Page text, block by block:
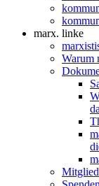
marx. linke
Warum